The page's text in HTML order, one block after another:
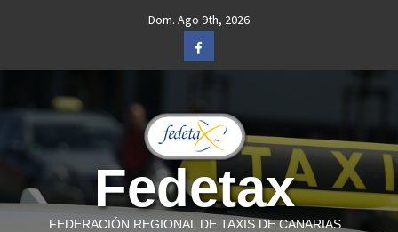
Dom. Ago 9th, 2026
Facebook
Fedetax
FEDERACIÓN REGIONAL DE TAXIS DE CANARIAS